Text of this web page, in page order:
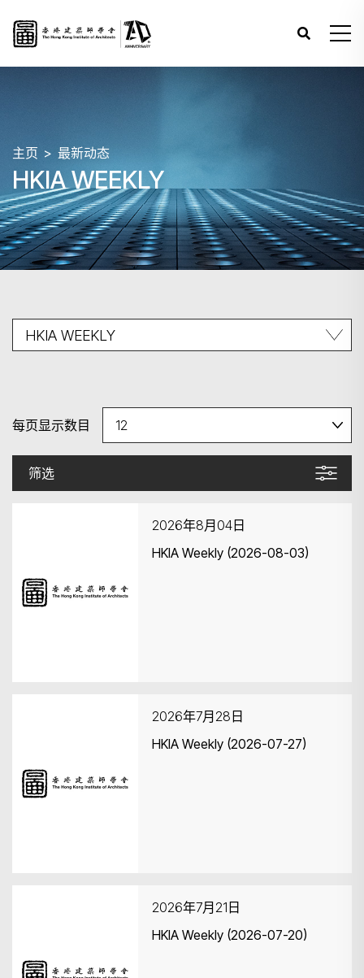
主页 最新动态
HKIA WEEKLY
筛选
每页显示数目
2026年8月04日
HKIA Weekly (2026-08-03)
2026年7月28日
HKIA Weekly (2026-07-27)
2026年7月21日
HKIA Weekly (2026-07-20)